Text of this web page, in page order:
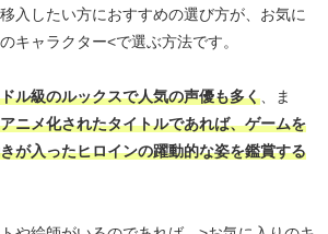
入したい方におすすめの選び方が、お気に
キャラクター<で選ぶ方法です。
ル級のルックスで人気の声優も多く、ま
ニメ化されたタイトルであれば、ゲームを
が入ったヒロインの躍動的な姿を鑑賞する